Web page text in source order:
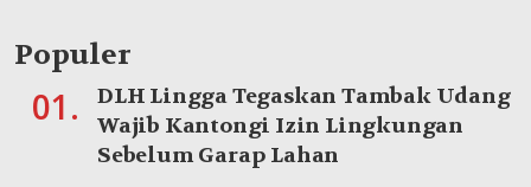
Populer
01.
DLH Lingga Tegaskan Tambak Udang
Wajib Kantongi Izin Lingkungan
Sebelum Garap Lahan